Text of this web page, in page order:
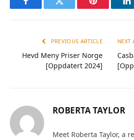
FacebookTwitter Pinterest
PREVIOUS ARTICLE
Hevd Meny Priser Norge
[Oppdatert 2024]
NEXT
ROBERTA TAYLOR
Meet Roberta Taylor, a